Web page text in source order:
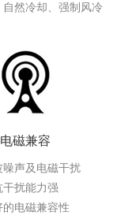
然冷却、强制风冷
电磁兼容
噪声及电磁干扰
干扰能力强
的电磁兼容性